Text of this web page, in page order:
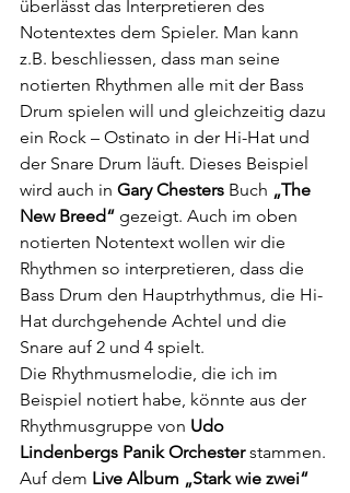
überlässt das Interpretieren des
Notentextes dem Spieler. Man kann
z.B. beschliessen, dass man seine
notierten Rhythmen alle mit der Bass
Drum spielen will und gleichzeitig dazu
ein Rock – Ostinato in der Hi-Hat und
der Snare Drum läuft. Dieses Beispiel
wird auch in Gary Chesters Buch „The
New Breed“ gezeigt. Auch im oben
notierten Notentext wollen wir die
Rhythmen so interpretieren, dass die
Bass Drum den Hauptrhythmus, die Hi-
Hat durchgehende Achtel und die
Snare auf 2 und 4 spielt.
Die Rhythmusmelodie, die ich im
Beispiel notiert habe, könnte aus der
Rhythmusgruppe von Udo
Lindenbergs Panik Orchester stammen.
Auf dem Live Album „Stark wie zwei“